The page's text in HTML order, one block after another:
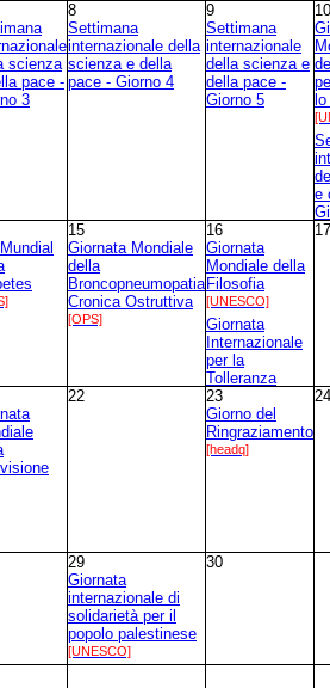
scienza
pace -
3
8
Settimana
internazionale della
scienza e della
pace - Giorno 4
9
Settimana
internazionale
della scienza e
della pace -
Giorno 5
10
e
15
Giornata Mondiale
della
Broncopneumopatia
Cronica Ostruttiva
[OPS]
16
Giornata
Mondiale della
Filosofia
[UNESCO]
Giornata
Internazionale
per la
Tolleranza
17
22
23
Giorno del
Ringraziamento
[headq]
24
29
Giornata
internazionale di
solidarietà per il
popolo palestinese
[UNESCO]
30